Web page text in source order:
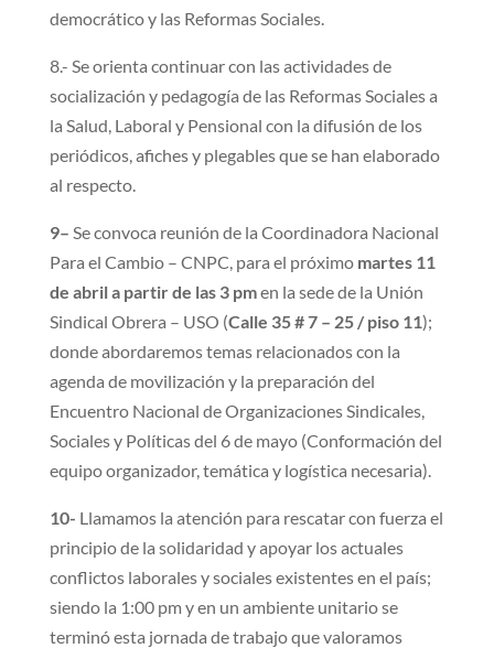
democrático y las Reformas Sociales.
8.- Se orienta continuar con las actividades de
socialización y pedagogía de las Reformas Sociales a
la Salud, Laboral y Pensional con la difusión de los
periódicos, afiches y plegables que se han elaborado
al respecto.
9– Se convoca reunión de la Coordinadora Nacional
Para el Cambio – CNPC, para el próximo martes 11
de abril a partir de las 3 pmen la sede de la Unión
Sindical Obrera – USO (Calle 35 # 7 – 25 / piso 11);
donde abordaremos temas relacionados con la
agenda de movilización y la preparación del
Encuentro Nacional de Organizaciones Sindicales,
Sociales y Políticas del 6 de mayo (Conformación del
equipo organizador, temática y logística necesaria).
10- Llamamos la atención para rescatar con fuerza el
principio de la solidaridad y apoyar los actuales
conflictos laborales y sociales existentes en el país;
siendo la 1:00 pm y en un ambiente unitario se
terminó esta jornada de trabajo que valoramos